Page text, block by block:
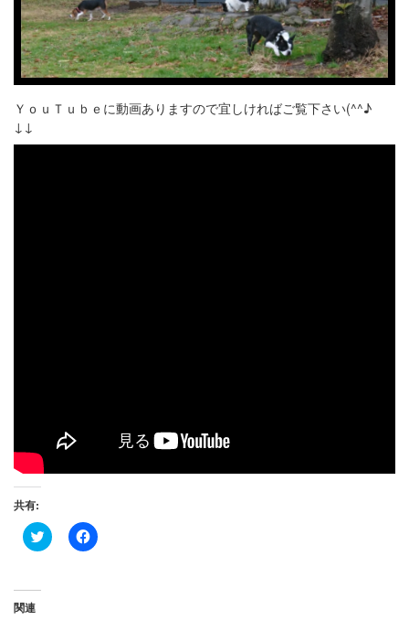
ＹｏｕＴｕｂｅに動画ありますので宜しければご覧下さい(^^♪
↓↓
共有:
ク
リ
Facebook
で
関連